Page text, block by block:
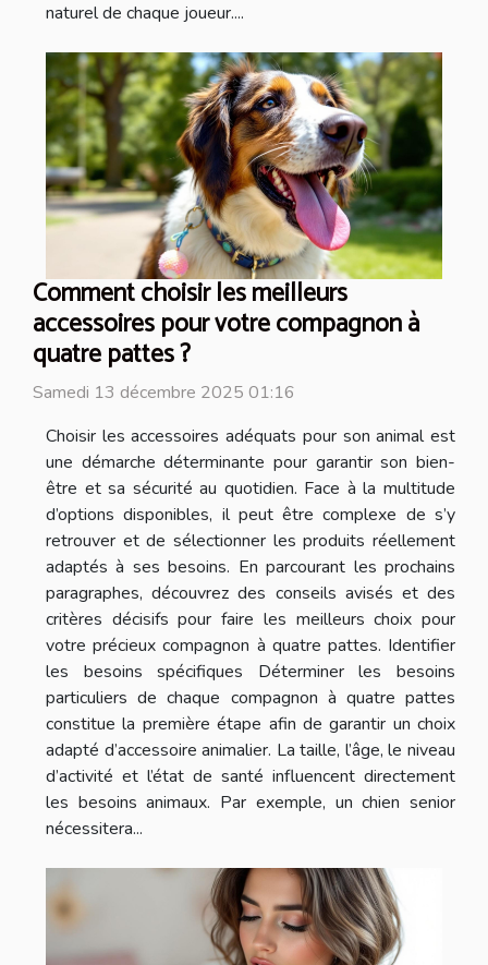
naturel de chaque joueur....
Comment choisir les meilleurs
accessoires pour votre compagnon à
quatre pattes ?
Samedi 13 décembre 2025 01:16
Choisir les accessoires adéquats pour son animal est
une démarche déterminante pour garantir son bien-
être et sa sécurité au quotidien. Face à la multitude
d’options disponibles, il peut être complexe de s’y
retrouver et de sélectionner les produits réellement
adaptés à ses besoins. En parcourant les prochains
paragraphes, découvrez des conseils avisés et des
critères décisifs pour faire les meilleurs choix pour
votre précieux compagnon à quatre pattes. Identifier
les besoins spécifiques Déterminer les besoins
particuliers de chaque compagnon à quatre pattes
constitue la première étape afin de garantir un choix
adapté d’accessoire animalier. La taille, l’âge, le niveau
d’activité et l’état de santé influencent directement
les besoins animaux. Par exemple, un chien senior
nécessitera...